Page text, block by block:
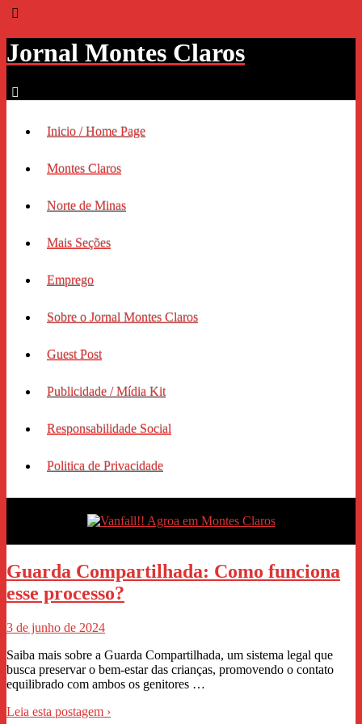
Jornal Montes Claros
Inicio / Home Page
Montes Claros
Norte de Minas
Mais Seções
Emprego
Sobre o Jornal Montes Claros
Guest Post
Publicidade / Mídia Kit
Responsabilidade Social
Politica de Privacidade
Guarda Compartilhada: Como funciona
esse processo?
3 de junho de 2024
Saiba mais sobre a Guarda Compartilhada, um sistema legal que
busca preservar o bem-estar das crianças, promovendo o contato
equilibrado com ambos os genitores …
Leia esta postagem ›